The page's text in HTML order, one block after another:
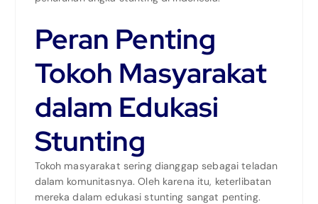
Peran Penting
Tokoh Masyarakat
dalam Edukasi
Stunting
Tokoh masyarakat sering dianggap sebagai teladan
dalam komunitasnya. Oleh karena itu, keterlibatan
mereka dalam edukasi stunting sangat penting.